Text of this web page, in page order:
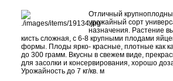
Отличный
урожайный сорт
назначения. Растение
кисть сложная, с 6-8 крупными плодами
формы. Плоды ярко- красные, плотные как
до 300 грамм. Вкусны в свежем виде,
для засолки и консервирования, хорошо
Урожайность до 7 кг/кв. м